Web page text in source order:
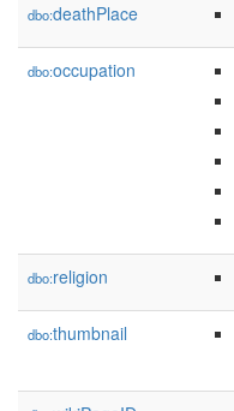
dbo:deathPlace
dbo:occupation
dbo:religion
dbo:thumbnail